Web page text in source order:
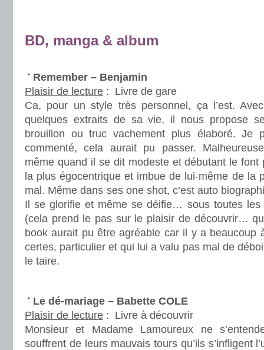
BD, manga & album
Remember – Benjamin
Plaisir de lecture : Livre de gare
Ca, pour un style très personnel, ça l’est.
quelques extraits de sa vie, il nous propose
brouillon ou truc vachement plus élaboré. Je
commenté, cela aurait pu passer.
même quand il se dit modeste et débutant le font
la plus égocentrique et imbue de lui-même de la
mal. Même dans ses one shot, c’est auto
Il se glorifie et même se déifie… sous toutes les
(cela prend le pas sur le plaisir de découvrir…
book aurait pu être agréable car il y a beaucoup
certes, particulier et qui lui a valu pas mal de
le taire.
Le dé-mariage – Babette COLE
Plaisir de lecture : Livre à découvrir
Monsieur et Madame Lamoureux ne
souffrent de leurs mauvais tours qu’ils s’infligent